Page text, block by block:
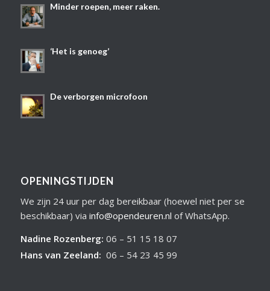
Minder roepen, meer raken.
‘Het is genoeg’
De verborgen microfoon
OPENINGSTIJDEN
We zijn 24 uur per dag bereikbaar (hoewel niet per se
beschikbaar) via info@opendeuren.nl of WhatsApp.
Nadine Rozenberg: 06 – 51 15 18 07
Hans van Zeeland: 06 – 54 23 45 99